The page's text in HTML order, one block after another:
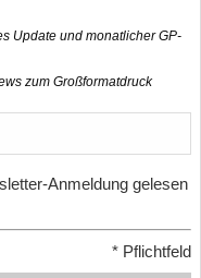
Update und monatlicher GP-
zum Großformatdruck
Anmeldung gelesen
* Pflichtfeld